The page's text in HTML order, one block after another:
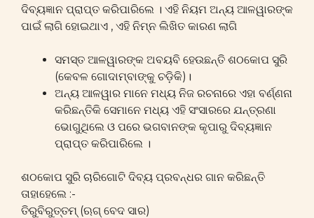
ଦିବ୍ୟଜ୍ଞାନ ପ୍ରାପ୍ତ କରିପାରିଲେ । ଏହି ନିୟମ ଅନ୍ୟ ଆଳୱାରଙ୍କ
ପାଇଁ ଲାଗି ହୋଇଥାଏ , ଏହି ନିମ୍ନ ଲିଖିତ କାରଣ ଲାଗି
ସମସ୍ତ ଆଳୱାରଙ୍କ ଅବୟବି ହେଉଛନ୍ତି ଶଠକୋପ ସୁରି
(କେବଳ ଗୋଦାମ୍ବାଙ୍କୁ ଚଡ଼ିକି)।
ଅନ୍ୟ ଆଳୱାର ମାନେ ମଧ୍ୟ ନିଜ ରଚନାରେ ଏହା ବର୍ଣ୍ଣନା
କରିଛନ୍ତିକି ସେମାନେ ମଧ୍ୟ ଏହି ସଂସାରରେ ଯନ୍ତ୍ରଣା
ଭୋଗୁଥିଲେ ଓ ପରେ ଭଗବାନଙ୍କ କୃପାରୁ ଦିବ୍ୟଜ୍ଞାନ
ପ୍ରାପ୍ତ କରିପାରିଲେ ।
ଶଠକୋପ ସୁରି ଚାରିଗୋଟି ଦିବ୍ୟ ପ୍ରବନ୍ଧର ଗାନ କରିଛନ୍ତି
ତାହାହେଲେ :-
ତିରୁବିରୁତ୍ତମ୍ (ଋଗ୍ ବେଦ ସାର)